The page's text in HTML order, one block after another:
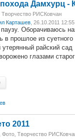
Дамхурц -
Творчество РИСКовчан
Карташев , 26.10.2011 12:55
Оборачиваюсь
в прошлое из суетного
райский сад
глазами
2011
Фото Творчество